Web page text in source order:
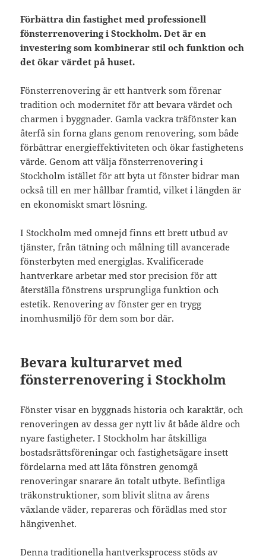
Förbättra din fastighet med professionell
fönsterrenovering i Stockholm. Det är en
investering som kombinerar stil och funktion och
det ökar värdet på huset.
Fönsterrenovering är ett hantverk som förenar
tradition och modernitet för att bevara värdet och
charmen i byggnader. Gamla vackra träfönster kan
återfå sin forna glans genom renovering, som både
förbättrar energieffektiviteten och ökar fastighetens
värde. Genom att välja fönsterrenovering i
Stockholm istället för att byta ut fönster bidrar man
också till en mer hållbar framtid, vilket i längden är
en ekonomiskt smart lösning.
I Stockholm med omnejd finns ett brett utbud av
tjänster, från tätning och målning till avancerade
fönsterbyten med energiglas. Kvalificerade
hantverkare arbetar med stor precision för att
återställa fönstrens ursprungliga funktion och
estetik. Renovering av fönster ger en trygg
inomhusmiljö för dem som bor där.
Bevara kulturarvet med
fönsterrenovering i Stockholm
Fönster visar en byggnads historia och karaktär, och
renoveringen av dessa ger nytt liv åt både äldre och
nyare fastigheter. I Stockholm har åtskilliga
bostadsrättsföreningar och fastighetsägare insett
fördelarna med att låta fönstren genomgå
renoveringar snarare än totalt utbyte. Befintliga
träkonstruktioner, som blivit slitna av årens
växlande väder, repareras och förädlas med stor
hängivenhet.
Denna traditionella hantverksprocess stöds av